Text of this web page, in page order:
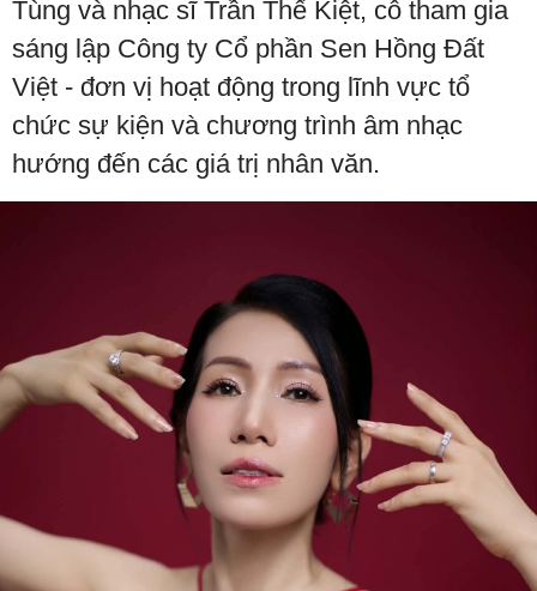
Tùng và nhạc sĩ Trần Thế Kiệt, cô tham gia
sáng lập Công ty Cổ phần Sen Hồng Đất
Việt - đơn vị hoạt động trong lĩnh vực tổ
chức sự kiện và chương trình âm nhạc
hướng đến các giá trị nhân văn.